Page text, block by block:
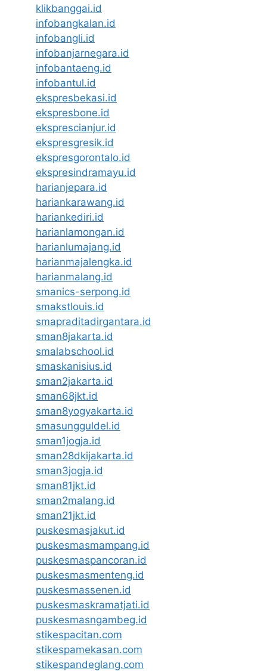
klikbanggai.id
infobangkalan.id
infobangli.id
infobanjarnegara.id
infobantaeng.id
infobantul.id
ekspresbekasi.id
ekspresbone.id
eksprescianjur.id
ekspresgresik.id
ekspresgorontalo.id
ekspresindramayu.id
harianjepara.id
hariankarawang.id
hariankediri.id
harianlamongan.id
harianlumajang.id
harianmajalengka.id
harianmalang.id
smanics-serpong.id
smakstlouis.id
smapraditadirgantara.id
sman8jakarta.id
smalabschool.id
smaskanisius.id
sman2jakarta.id
sman68jkt.id
sman8yogyakarta.id
smasungguldel.id
sman1jogja.id
sman28dkijakarta.id
sman3jogja.id
sman81jkt.id
sman2malang.id
sman21jkt.id
puskesmasjakut.id
puskesmasmampang.id
puskesmaspancoran.id
puskesmasmenteng.id
puskesmassenen.id
puskesmaskramatjati.id
puskesmasngambeg.id
stikespacitan.com
stikespamekasan.com
stikespandeglang.com